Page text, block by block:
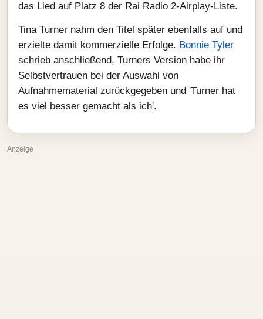
das Lied auf Platz 8 der Rai Radio 2‑Airplay‑Liste.
Tina Turner nahm den Titel später ebenfalls auf und
erzielte damit kommerzielle Erfolge. Bonnie Tyler
schrieb anschließend, Turners Version habe ihr
Selbstvertrauen bei der Auswahl von
Aufnahmematerial zurückgegeben und 'Turner hat
es viel besser gemacht als ich'.
Anzeige